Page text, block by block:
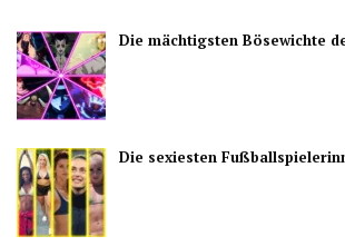
Die mächtigsten Bösewichte
Die sexiesten